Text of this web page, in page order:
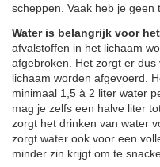
scheppen. Vaak heb je geen
Water is belangrijk voor
afvalstoffen in het lichaam
afgebroken. Het zorgt er
lichaam worden afgevoerd.
minimaal 1,5 à 2 liter water
mag je zelfs een halve liter
zorgt het drinken van water
zorgt water ook voor een
minder zin krijgt om te